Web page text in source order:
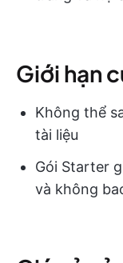
Giới hạn
Không thể
tài liệu
Gói Starter
và không